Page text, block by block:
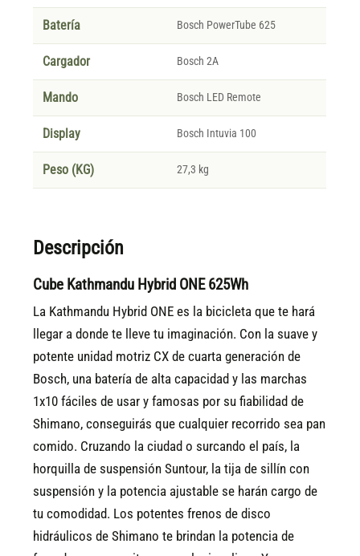
Batería Bosch PowerTube 625
Cargador Bosch 2A
Mando Bosch LED Remote
Display Bosch Intuvia 100
Peso (KG) 27,3 kg
Descripción
Cube Kathmandu Hybrid ONE 625Wh
La Kathmandu Hybrid ONE es la bicicleta que te hará
llegar a donde te lleve tu imaginación. Con la suave y
potente unidad motriz CX de cuarta generación de
Bosch, una batería de alta capacidad y las marchas
1x10 fáciles de usar y famosas por su fiabilidad de
Shimano, conseguirás que cualquier recorrido sea pan
comido. Cruzando la ciudad o surcando el país, la
horquilla de suspensión Suntour, la tija de sillín con
suspensión y la potencia ajustable se harán cargo de
tu comodidad. Los potentes frenos de disco
hidráulicos de Shimano te brindan la potencia de